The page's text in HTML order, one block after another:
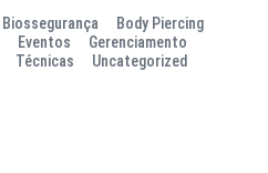
Biossegurança
Body Piercing
Eventos
Gerenciamento
Técnicas Uncategorized